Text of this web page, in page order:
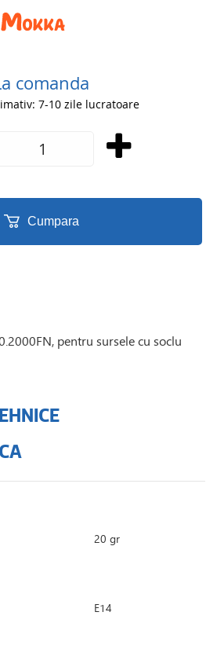
comanda
7-10 zile lucratoare
Cumpara
pentru sursele cu soclu
20 gr
E14